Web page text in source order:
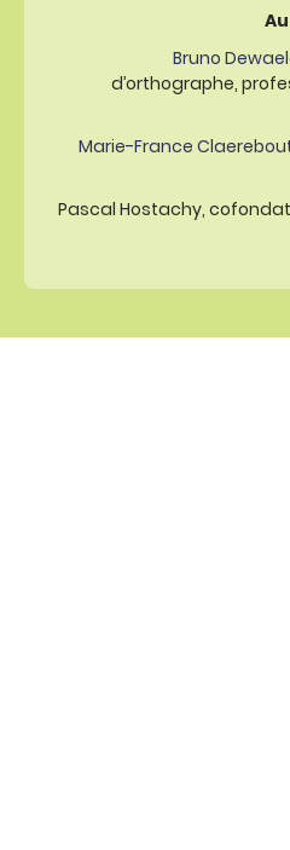
Bruno
d’orthographe,
Marie-France
Pascal Hostachy,